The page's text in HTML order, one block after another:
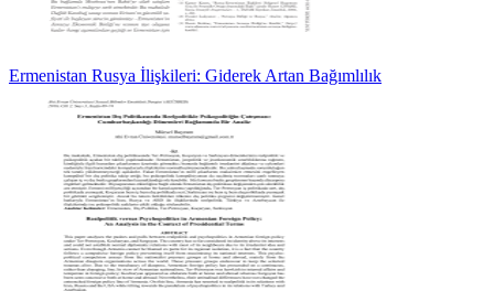
Ermenistan Rusya İlişkileri: Giderek Artan Bağımlılık